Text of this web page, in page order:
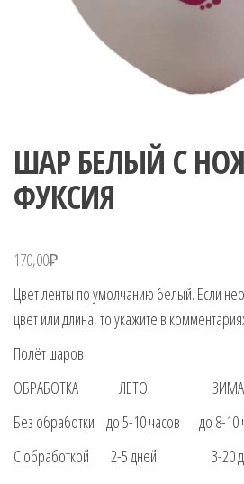
ШАР БЕЛЫЙ С
ФУКСИЯ
170,00₽
Цвет ленты по умолчанию белый. Если
цвет или длина, то укажите в
Полёт шаров
ОБРАБОТКА ЛЕТО ЗИМА
Без обработки до 5-10 часов до 8-10
С обработкой 2-5 дней 3-20